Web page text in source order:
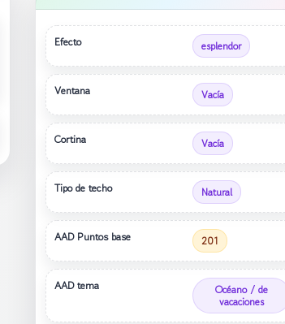
Efecto esplendor
Ventana Vacía
Cortina Vacía
Tipo de techo Natural
AAD Puntos base 201
AAD tema Océano / de
vacaciones